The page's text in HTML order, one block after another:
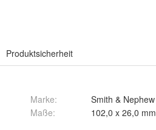
Produktsicherheit
Marke:
Smith & Nephew
Maße: 102,0 x 26,0 mm